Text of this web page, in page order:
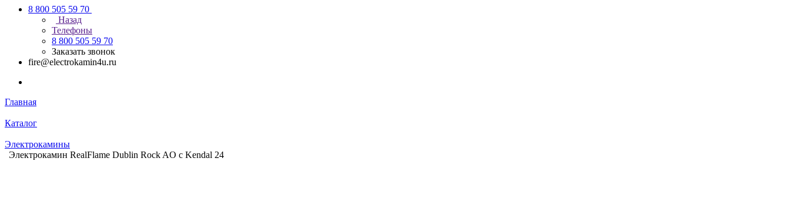
8 800 505 59 70
Назад
Телефоны
8 800 505 59 70
Заказать звонок
fire@electrokamin4u.ru
Главная
Каталог
Электрокамины
Электрокамин RealFlame Dublin Rock AO с Kendal 24